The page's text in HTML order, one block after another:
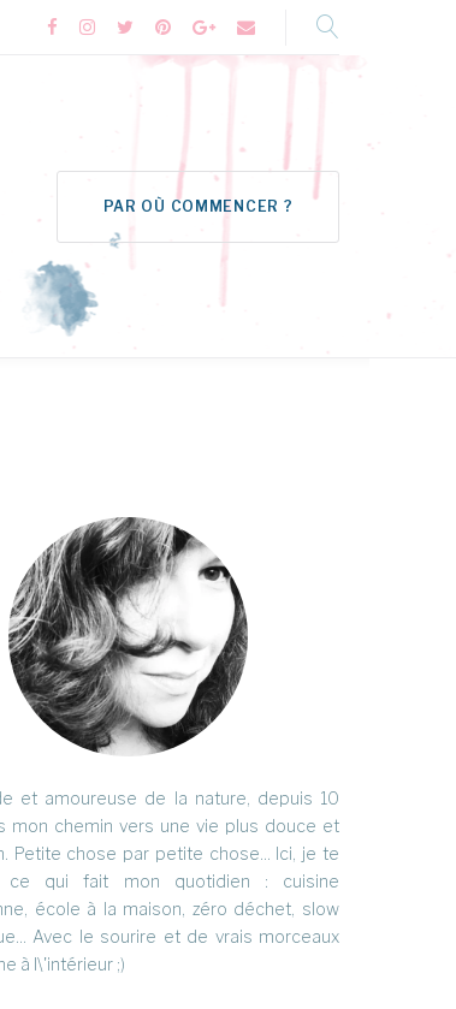
Instagram
TwitterPinterest
Google+Formulaire
PAR OÙ COMMENCER ?
et amoureuse de la nature, depuis 10
mon chemin vers une vie plus douce et
Petite chose par petite chose... Ici, je te
ce qui fait mon quotidien : cuisine
école à la maison, zéro déchet, slow
Avec le sourire et de vrais morceaux
à l\'intérieur ;)